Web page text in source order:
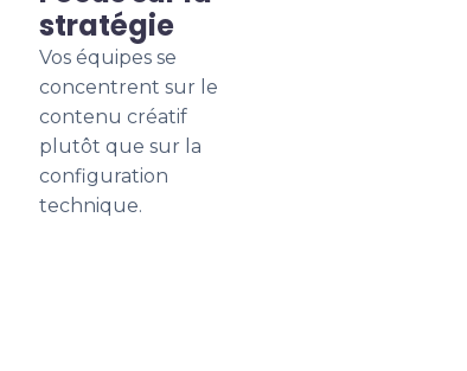
stratégie
Vos équipes se
concentrent sur le
contenu créatif
plutôt que sur la
configuration
technique.